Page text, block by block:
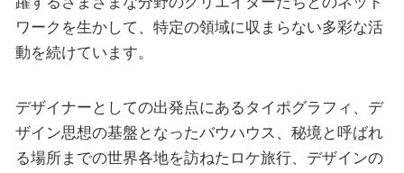
ワークを生かして、特定の領域に収まらない多彩な活
動を続けています。
デザイナーとしての出発点にあるタイポグラフィ、デ
ザイン思想の基盤となったバウハウス、秘境と呼ばれ
る場所までの世界各地を訪ねたロケ旅行、デザインの